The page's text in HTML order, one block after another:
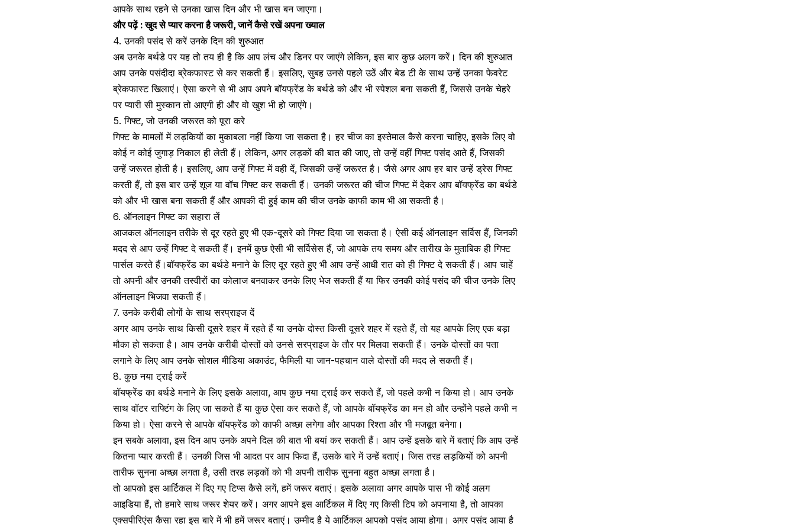
आपके साथ रहने से उनका खास दिन और भी खास बन जाएगा।
और पढ़ें : खुद से प्यार करना है जरूरी, जानें कैसे रखें अपना ख्याल
4. उनकी पसंद से करें उनके दिन की शुरुआत
अब उनके बर्थडे पर यह तो तय ही है कि आप लंच और डिनर पर जाएंगे लेकिन, इस बार कुछ अलग करें। दिन की शुरुआत
आप उनके पसंदीदा ब्रेकफास्ट से कर सकती हैं। इसलिए, सुबह उनसे पहले उठें औरबेड टी के साथ उन्हें उनका फेवरेट
ब्रेकफास्टखिलाएं। ऐसा करने से भी आप अपने बॉयफ्रेंड के बर्थडे को और भी स्पेशल बना सकती हैं, जिससे उनके चेहरे
पर प्यारी सीमुस्कानतो आएगी ही और वो खुश भी हो जाएंगे।
5. गिफ्ट, जो उनकी जरूरत को पूरा करे
गिफ्ट के मामलों में लड़कियों का मुकाबला नहीं किया जा सकता है। हर चीज का इस्तेमाल कैसे करना चाहिए, इसके लिए वो
कोई न कोई जुगाड़ निकाल ही लेती हैं। लेकिन, अगर लड़कों की बात की जाए, तो उन्हें वहीं गिफ्ट पसंद आते हैं, जिसकी
उन्हें जरूरत होती है। इसलिए, आप उन्हें गिफ्ट में वही दें, जिसकी उन्हें जरूरत है। जैसे अगर आप हर बार उन्हें ड्रेस गिफ्ट
करती हैं, तो इस बार उन्हें शूज या वॉच गिफ्ट कर सकती हैं। उनकी जरूरत की चीज गिफ्ट में देकर आप बॉयफ्रेंड का बर्थडे
को और भी खास बना सकती हैं और आपकी दी हुई काम की चीज उनके काफी काम भी आ सकती है।
6. ऑनलाइन गिफ्ट का सहारा लें
आजकल ऑनलाइनतरीके से दूर रहते हुए भी एक-दूसरे को गिफ्ट दिया जा सकता है। ऐसी कई ऑनलाइन सर्विस हैं, जिनकी
मदद से आप उन्हें गिफ्ट दे सकती हैं। इनमें कुछ ऐसी भी सर्विसेस हैं, जो आपके तय समय और तारीख के मुताबिक ही गिफ्ट
पार्सल करते हैं।बॉयफ्रेंड का बर्थडे मनाने के लिए दूर रहते हुए भी आप उन्हें आधी रात को ही गिफ्ट दे सकती हैं। आप चाहें
तो अपनी और उनकी तस्वीरों का कोलाज बनवाकर उनके लिए भेज सकती हैं या फिर उनकी कोई पसंद की चीज उनके लिए
ऑनलाइन भिजवा सकती हैं।
7. उनके करीबी लोगों के साथ सरप्राइज दें
अगर आप उनके साथ किसी दूसरे शहर में रहते हैं या उनकेदोस्तकिसी दूसरे शहर में रहते हैं, तो यह आपके लिए एक बड़ा
मौका हो सकता है। आप उनके करीबी दोस्तों को उनसेसरप्राइजके तौर पर मिलवा सकती हैं। उनके दोस्तों का पता
लगाने के लिए आप उनकेसोशल मीडिया अकाउंट,फैमिली या जान-पहचान वाले दोस्तों की मदद ले सकती हैं।
8. कुछ नया ट्राई करें
बॉयफ्रेंड का बर्थडे मनाने के लिए इसके अलावा, आप कुछ नया ट्राई कर सकते हैं, जो पहले कभी न किया हो। आप उनके
साथ वॉटर राफ्टिंग के लिए जा सकते हैं या कुछ ऐसा कर सकते हैं, जो आपके बॉयफ्रेंड का मन हो और उन्होंने पहले कभी न
किया हो। ऐसा करने से आपके बॉयफ्रेंड को काफी अच्छा लगेगा और आपकारिश्ता और भी मजबूत बनेगा।
इन सबके अलावा, इस दिन आप उनके अपनेदिल की बातभी बयां कर सकती हैं। आप उन्हें इसके बारे में बताएं कि आप उन्हें
कितना प्यार करती हैं। उनकी जिस भी आदत पर आप फिदा हैं, उसके बारे में उन्हें बताएं। जिस तरह लड़कियों को अपनी
तारीफ सुनना अच्छा लगता है, उसी तरह लड़कों को भी अपनी तारीफ सुनना बहुत अच्छा लगता है।
तो आपको इस आर्टिकल में दिए गए टिप्स कैसे लगें, हमें जरूर बताएं। इसके अलावा अगर आपके पास भी कोई अलग
आइडिया हैं, तो हमारे साथ जरूर शेयर करें। अगर आपने इस आर्टिकल में दिए गए किसी टिप को अपनाया है, तो आपका
एक्सपीरिएंस कैसा रहा इस बारे में भी हमें जरूर बताएं। उम्मीद है ये आर्टिकल आपको पसंद आया होगा। अगर पसंद आया है